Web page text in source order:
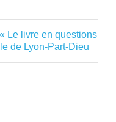
Le livre en questions
de Lyon-Part-Dieu